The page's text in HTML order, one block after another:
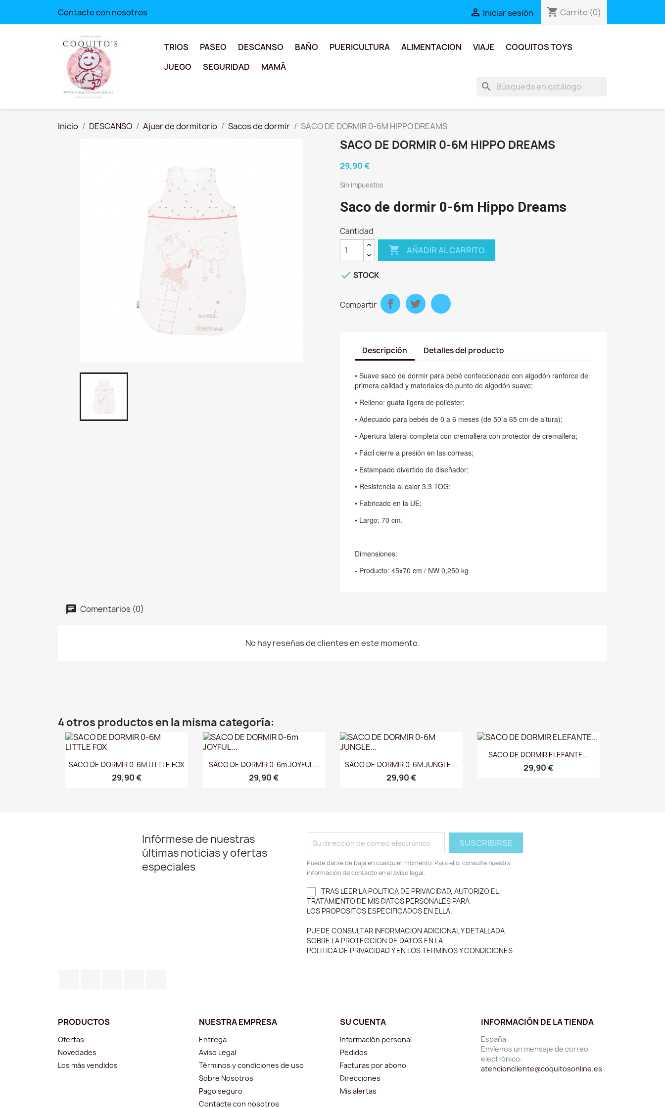
Contacte con nosotros  Iniciar sesión shopping_cart Carrito (0)
TRIOS PASEO DESCANSO BAÑO PUERICULTURA ALIMENTACION VIAJE
COQUITOS TOYS
JUEGO
SEGURIDAD MAMÁ
search
Inicio DESCANSO Ajuar de dormitorio Sacos de dormir SACO DE DORMIR 0-6M HIPPO DREAMS
SACO DE DORMIR 0-6M HIPPO DREAMS
29,90 €
Sin impuestos
Saco de dormir 0-6m Hippo Dreams
Cantidad
 AÑADIR AL CARRITO
 STOCK
Compartir
Descripción Detalles del producto
• Suave saco de dormir para bebé confeccionado con algodón ranforce de
primera calidad y materiales de punto de algodón suave;
• Relleno: guata ligera de poliéster;
• Adecuado para bebés de 0 a 6 meses (de 50 a 65 cm de altura);
• Apertura lateral completa con cremallera con protector de cremallera;
• Fácil cierre a presión en las correas;
• Estampado divertido de diseñador;
• Resistencia al calor 3,3 TOG;
• Fabricado en la UE;
• Largo: 70 cm.
Dimensiones:
- Producto: 45x70 cm / NW 0,250 kg
Comentarios (0)
No hay reseñas de clientes en este momento.
4 otros productos en la misma categoría:
Vista rápida
SACO DE DORMIR 0-6M LITTLE FOX
29,90 €
Vista rápida
SACO DE DORMIR 0-6m JOYFUL...
29,90 €
Vista rápida
SACO DE DORMIR 0-6M JUNGLE...
29,90 €
Vista rápida
SACO DE DORMIR ELEFANTE...
29,90 €
Infórmese de nuestras
últimas noticias y ofertas
especiales
Puede darse de baja en cualquier momento. Para ello, consulte nuestra
información de contacto en el aviso legal.
TRAS LEER LA POLITICA DE PRIVACIDAD, AUTORIZO EL
TRATAMIENTO DE MIS DATOS PERSONALES PARA
LOS PROPOSITOS ESPECIFICADOS EN ELLA.
PUEDE CONSULTAR INFORMACION ADICIONAL Y DETALLADA
SOBRE LA PROTECCION DE DATOS EN LA
POLITICA DE PRIVACIDAD Y EN LOS TERMINOS Y CONDICIONES
PRODUCTOS
Ofertas
Novedades
Los más vendidos
NUESTRA EMPRESA
Entrega
Aviso Legal
Términos y condiciones de uso
Sobre Nosotros
Pago seguro
Contacte con nosotros
SU CUENTA
Información personal
Pedidos
Facturas por abono
Direcciones
Mis alertas
INFORMACIÓN DE LA TIENDA
España
Envíenos un mensaje de correo
electrónico:
atencioncliente@coquitosonline.es